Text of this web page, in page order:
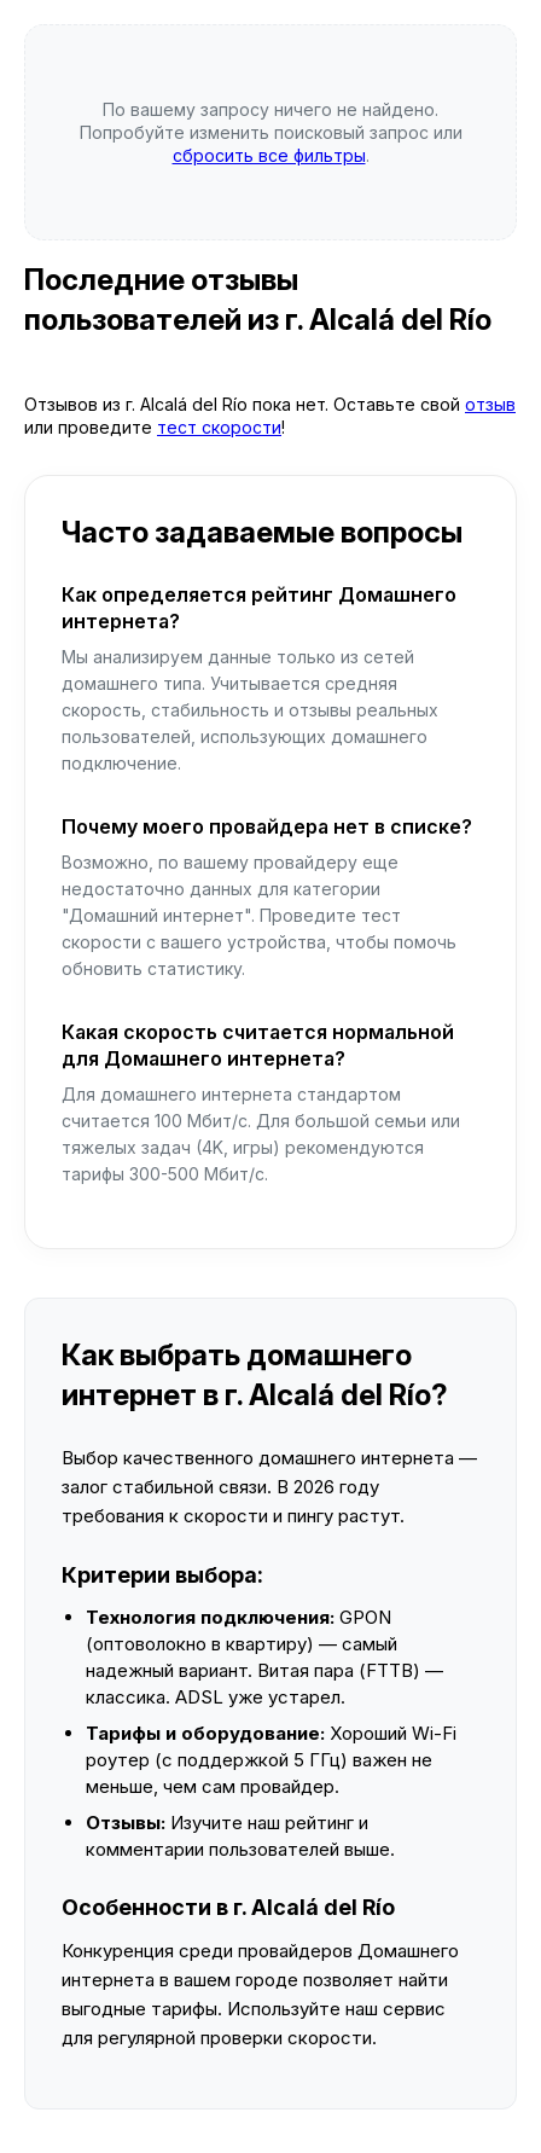
По вашему запросу ничего не найдено.
Попробуйте изменить поисковый запрос или
сбросить все фильтры.
Последние отзывы
пользователей из г. Alcalá del Río
Отзывов из г. Alcalá del Río пока нет. Оставьте свой отзыв
или проведите тест скорости!
Часто задаваемые вопросы
Как определяется рейтинг Домашнего
интернета?
Мы анализируем данные только из сетей
домашнего типа. Учитывается средняя
скорость, стабильность и отзывы реальных
пользователей, использующих домашнего
подключение.
Почему моего провайдера нет в списке?
Возможно, по вашему провайдеру еще
недостаточно данных для категории
"Домашний интернет". Проведите тест
скорости с вашего устройства, чтобы помочь
обновить статистику.
Какая скорость считается нормальной
для Домашнего интернета?
Для домашнего интернета стандартом
считается 100 Мбит/с. Для большой семьи или
тяжелых задач (4K, игры) рекомендуются
тарифы 300-500 Мбит/с.
Как выбрать домашнего
интернет в г. Alcalá del Río?
Выбор качественного домашнего интернета —
залог стабильной связи. В 2026 году
требования к скорости и пингу растут.
Критерии выбора:
Технология подключения: GPON
(оптоволокно в квартиру) — самый
надежный вариант. Витая пара (FTTB) —
классика. ADSL уже устарел.
Тарифы и оборудование: Хороший Wi-Fi
роутер (с поддержкой 5 ГГц) важен не
меньше, чем сам провайдер.
Отзывы: Изучите наш рейтинг и
комментарии пользователей выше.
Особенности в г. Alcalá del Río
Конкуренция среди провайдеров Домашнего
интернета в вашем городе позволяет найти
выгодные тарифы. Используйте наш сервис
для регулярной проверки скорости.